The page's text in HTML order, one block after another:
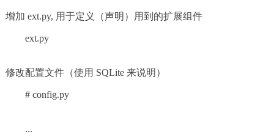
增加 ext.py, 用于定义（声明）用到的扩展组件
ext.py
修改配置文件（使用 SQLite 来说明）
# config.py
...